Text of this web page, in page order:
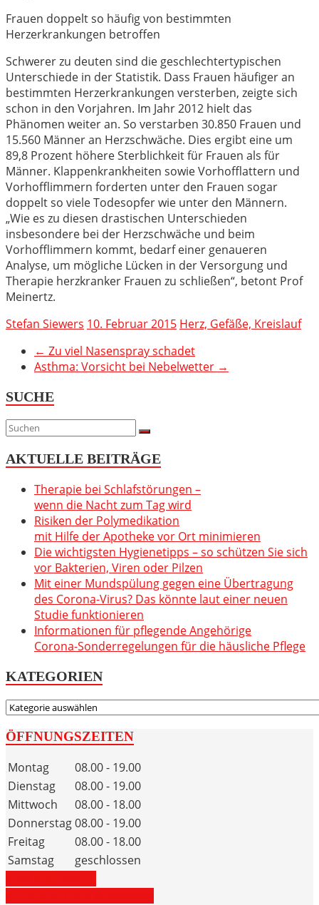
Frauen doppelt so häufig von bestimmten
Herzerkrankungen betroffen
Schwerer zu deuten sind die geschlechtertypischen
Unterschiede in der Statistik. Dass Frauen häufiger an
bestimmten Herzerkrankungen versterben, zeigte sich
schon in den Vorjahren. Im Jahr 2012 hielt das
Phänomen weiter an. So verstarben 30.850 Frauen und
15.560 Männer an Herzschwäche. Dies ergibt eine um
89,8 Prozent höhere Sterblichkeit für Frauen als für
Männer. Klappenkrankheiten sowie Vorhofflattern und
Vorhofflimmern forderten unter den Frauen sogar
doppelt so viele Todesopfer wie unter den Männern.
„Wie es zu diesen drastischen Unterschieden
insbesondere bei der Herzschwäche und beim
Vorhofflimmern kommt, bedarf einer genaueren
Analyse, um mögliche Lücken in der Versorgung und
Therapie herzkranker Frauen zu schließen“, betont Prof
Meinertz.
Stefan Siewers 10. Februar 2015 Herz, Gefäße, Kreislauf
← Zu viel Nasenspray schadet
Asthma: Vorsicht bei Nebelwetter →
SUCHE
AKTUELLE BEITRÄGE
Therapie bei Schlafstörungen –
wenn die Nacht zum Tag wird
Risiken der Polymedikation
mit Hilfe der Apotheke vor Ort minimieren
Die wichtigsten Hygienetipps – so schützen Sie sich
vor Bakterien, Viren oder Pilzen
Mit einer Mundspülung gegen eine Übertragung
des Corona-Virus? Das könnte laut einer neuen
Studie funktionieren
Informationen für pflegende Angehörige
Corona-Sonderregelungen für die häusliche Pflege
KATEGORIEN
KATEGORIEN
ÖFFNUNGSZEITEN
Montag
08.00 - 19.00
Dienstag
08.00 - 19.00
Mittwoch
08.00 - 18.00
Donnerstag08.00 - 19.00
Freitag
08.00 - 18.00
Samstag
geschlossen